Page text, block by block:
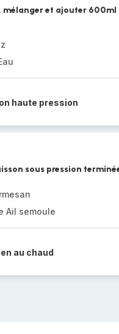
et ajouter 600ml
haute pression
sous pression
Ail semoule
au chaud